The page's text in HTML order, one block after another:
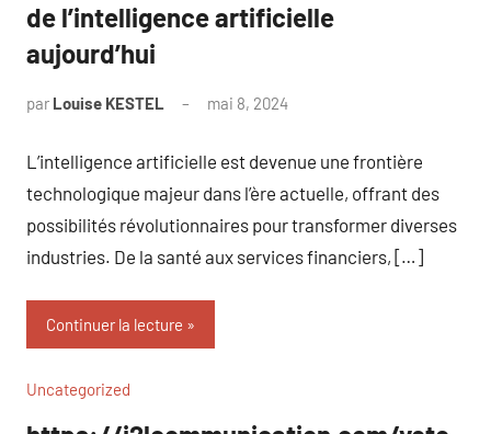
de l’intelligence artificielle
aujourd’hui
par Louise KESTEL mai 8, 2024
L’intelligence artificielle est devenue une frontière
technologique majeur dans l’ère actuelle, offrant des
possibilités révolutionnaires pour transformer diverses
industries. De la santé aux services financiers, […]
Continuer la lecture
Uncategorized